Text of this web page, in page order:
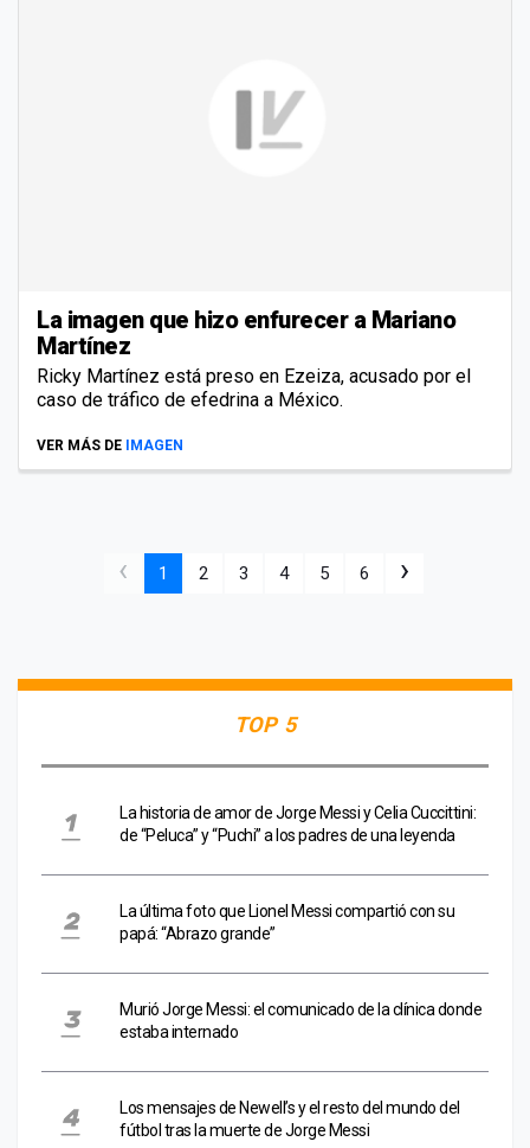
La imagen que hizo enfurecer a Mariano
Martínez
Ricky Martínez está preso en Ezeiza, acusado por el
caso de tráfico de efedrina a México.
VER MÁS DE IMAGEN
‹ 1 2 3 4 5 6 ›
TOP 5
La historia de amor de Jorge Messi y Celia Cuccittini:
de “Peluca” y “Puchi” a los padres de una leyenda
La última foto que Lionel Messi compartió con su
papá: “Abrazo grande”
Murió Jorge Messi: el comunicado de la clínica donde
estaba internado
Los mensajes de Newell’s y el resto del mundo del
fútbol tras la muerte de Jorge Messi